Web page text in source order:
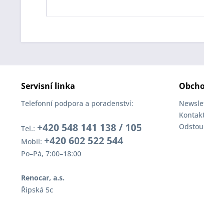
Servisní linka
Telefonní podpora a poradenství:
Tel.: +420 548 141 138 / 105
Mobil: +420 602 522 544
Po–Pá, 7:00–18:00
Renocar, a.s.
Řipská 5c